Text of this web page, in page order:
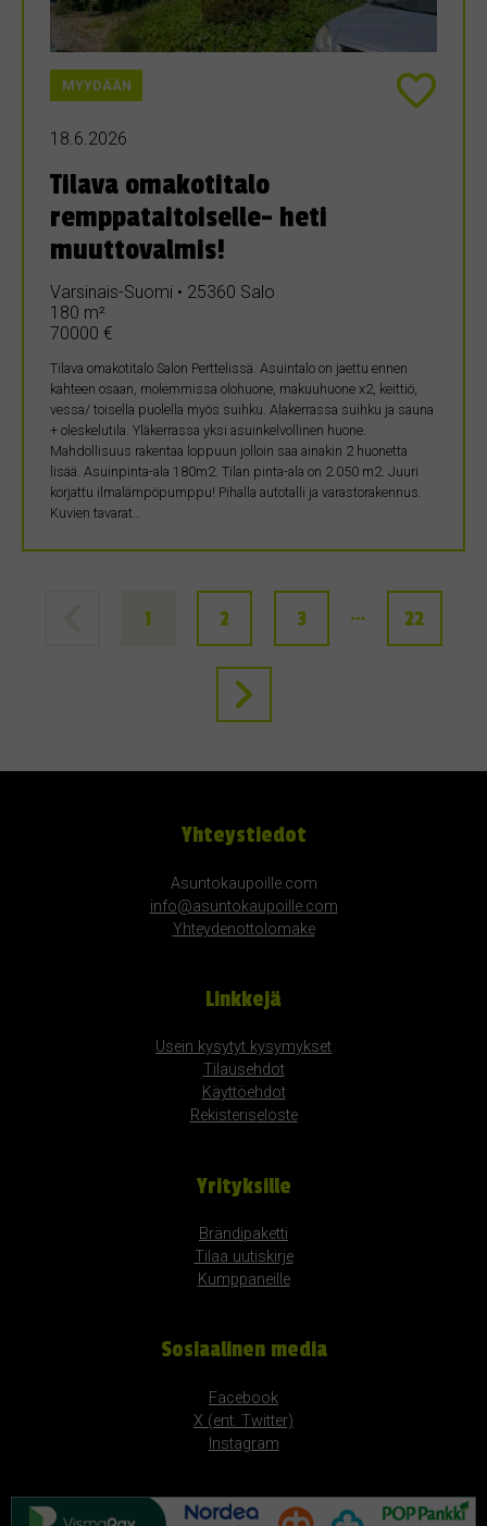
MYYDÄÄN
18.6.2026
Tilava omakotitalo
remppataitoiselle- heti
muuttovalmis!
Varsinais-Suomi • 25360 Salo
180 m²
70000 €
Tilava omakotitalo Salon Perttelissä. Asuintalo on jaettu ennen
kahteen osaan, molemmissa olohuone, makuuhuone x2, keittiö,
vessa/ toisella puolella myös suihku. Alakerrassa suihku ja sauna
+ oleskelutila. Yläkerrassa yksi asuinkelvollinen huone.
Mahdollisuus rakentaa loppuun jolloin saa ainakin 2 huonetta
lisää. Asuinpinta-ala 180m2. Tilan pinta-ala on 2.050 m2. Juuri
korjattu ilmalämpöpumppu! Pihalla autotalli ja varastorakennus.
Kuvien tavarat…
1 2 3 … 22
Yhteystiedot
Asuntokaupoille.com
info@asuntokaupoille.com
Yhteydenottolomake
Linkkejä
Usein kysytyt kysymykset
Tilausehdot
Käyttöehdot
Rekisteriseloste
Yrityksille
Brändipaketti
Tilaa uutiskirje
Kumppaneille
Sosiaalinen media
Facebook
X (ent. Twitter)
Instagram